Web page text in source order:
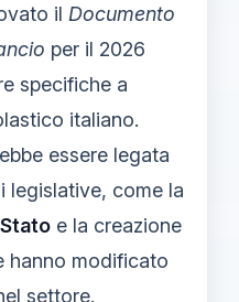
il Documento
per il 2026
specifiche a
italiano.
essere legata
legislative, come la
e la creazione
hanno modificato
settore.